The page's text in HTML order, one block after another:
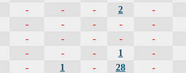
- - - 2
-
- - - -
-
- - - -
-
- - - 1
-
- 1 - 28
-